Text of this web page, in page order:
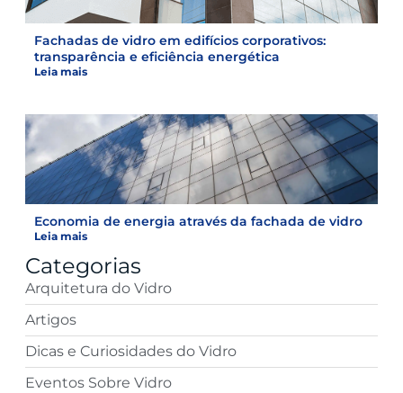
Fachadas de vidro em edifícios corporativos:
transparência e eficiência energética
Leia mais
Economia de energia através da fachada de vidro
Leia mais
Categorias
Arquitetura do Vidro
Artigos
Dicas e Curiosidades do Vidro
Eventos Sobre Vidro